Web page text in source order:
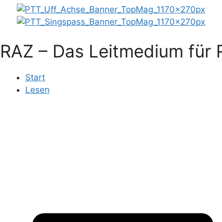
RAZ – Das Leitmedium für
Start
Lesen